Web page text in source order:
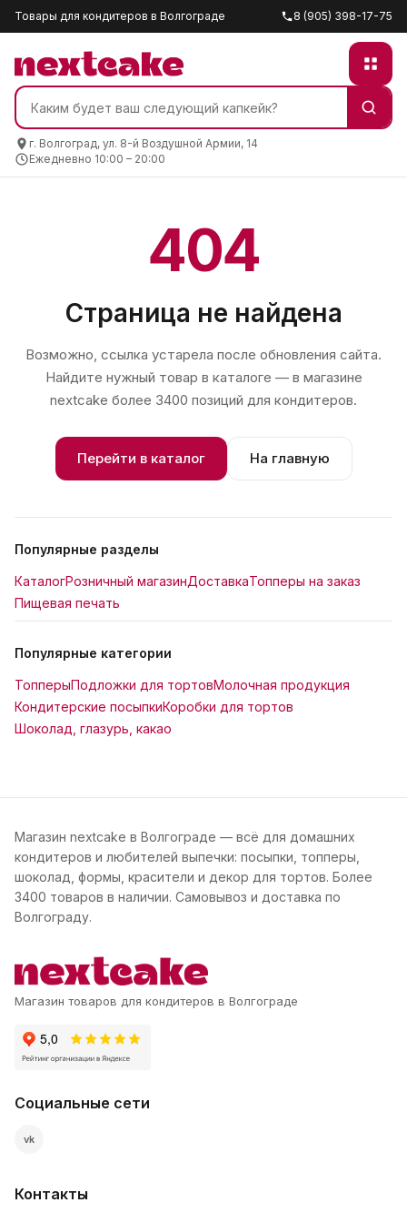
Товары для кондитеров в Волгограде 8 (905) 398-17-75
г. Волгоград, ул. 8-й Воздушной Армии, 14
Ежедневно 10:00 – 20:00
404
Страница не найдена
Возможно, ссылка устарела после обновления сайта.
Найдите нужный товар в каталоге — в магазине
nextcake более 3400 позиций для кондитеров.
Перейти в каталог На главную
Популярные разделы
КаталогРозничный магазинДоставкаТопперы на заказ
Пищевая печать
Популярные категории
ТопперыПодложки для тортовМолочная продукция
Кондитерские посыпкиКоробки для тортов
Шоколад, глазурь, какао
Магазин nextcake в Волгограде — всё для домашних
кондитеров и любителей выпечки: посыпки, топперы,
шоколад, формы, красители и декор для тортов. Более
3400 товаров в наличии. Самовывоз и доставка по
Волгограду.
Магазин товаров для кондитеров в Волгограде
Социальные сети
vk
Контакты